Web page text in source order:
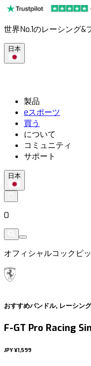
世界No.1のレーシング
日本
製品
eスポーツ
買う
について
コミュニティ
サポート
日本
0
オフィシャルコックピ
おすすめバンドル, レーシン
F-GT Pro Racing
JPY ¥1,599